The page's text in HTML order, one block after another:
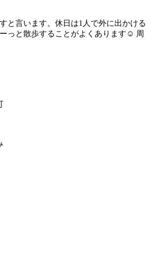
と言います。休日は1人で外に出かける
っと散歩することがよくあります☺️ 周